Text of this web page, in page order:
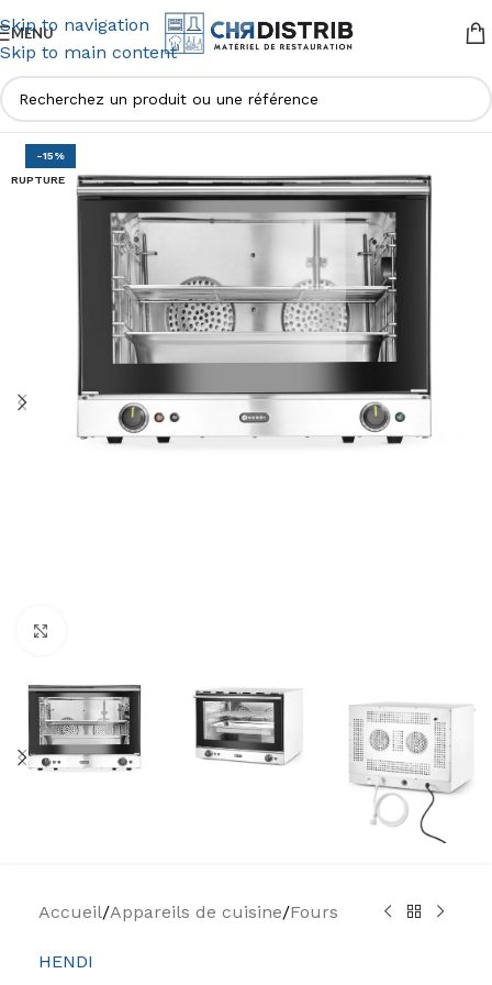
Skip to navigation
Skip to main content
MENU
-15%
RUPTURE
Accueil/Appareils de cuisine/Fours
HENDI